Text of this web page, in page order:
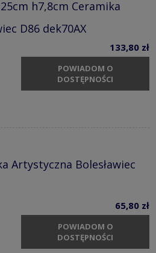
h7,8cm Ceramika
D86 dek70AX
133,80 zł
POWIADOM O
DOSTĘPNOŚCI
Artystyczna Bolesławiec
65,80 zł
POWIADOM O
DOSTĘPNOŚCI